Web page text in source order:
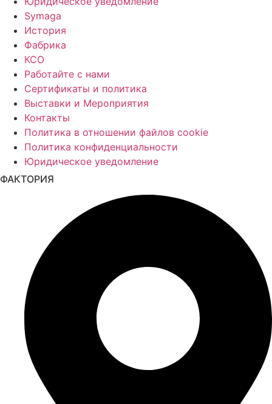
Symaga
История
Фабрика
КСО
Работайте с нами
Сертификаты и политика
Выставки и Мероприятия
Контакты
Политика в отношении файлов cookie
Политика конфиденциальности
Юридическое уведомление
ФАКТОРИЯ